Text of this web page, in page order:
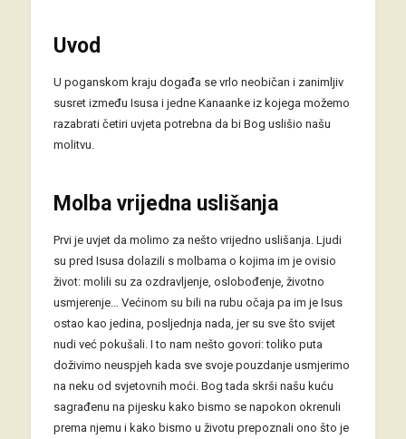
Uvod
U poganskom kraju događa se vrlo neobičan i zanimljiv
susret između Isusa i jedne Kanaanke iz kojega možemo
razabrati četiri uvjeta potrebna da bi Bog uslišio našu
molitvu.
Molba vrijedna uslišanja
Prvi je uvjet da molimo za nešto vrijedno uslišanja. Ljudi
su pred Isusa dolazili s molbama o kojima im je ovisio
život: molili su za ozdravljenje, oslobođenje, životno
usmjerenje… Većinom su bili na rubu očaja pa im je Isus
ostao kao jedina, posljednja nada, jer su sve što svijet
nudi već pokušali. I to nam nešto govori: toliko puta
doživimo neuspjeh kada sve svoje pouzdanje usmjerimo
na neku od svjetovnih moći. Bog tada skrši našu kuću
sagrađenu na pijesku kako bismo se napokon okrenuli
prema njemu i kako bismo u životu prepoznali ono što je